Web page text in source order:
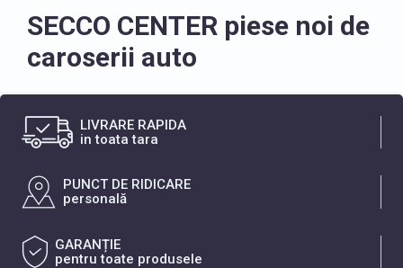
SECCO CENTER piese noi de
caroserii auto
LIVRARE RAPIDA
in toata tara
PUNCT DE RIDICARE
personală
GARANȚIE
pentru toate produsele